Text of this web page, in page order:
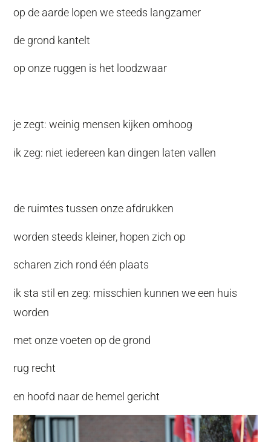
op de aarde lopen we steeds langzamer
de grond kantelt
op onze ruggen is het loodzwaar
je zegt: weinig mensen kijken omhoog
ik zeg: niet iedereen kan dingen laten vallen
de ruimtes tussen onze afdrukken
worden steeds kleiner, hopen zich op
scharen zich rond één plaats
ik sta stil en zeg: misschien kunnen we een huis
worden
met onze voeten op de grond
rug recht
en hoofd naar de hemel gericht